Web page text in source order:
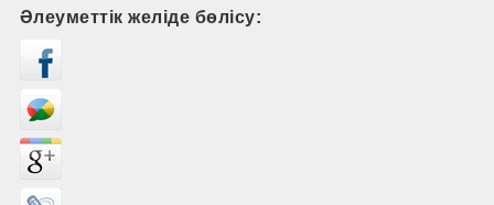
Әлеуметтік желіде бөлісу: